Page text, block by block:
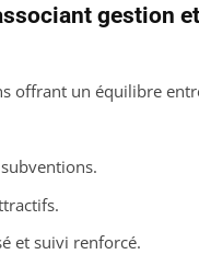
gestion et
offrant un équilibre
et suivi renforcé.